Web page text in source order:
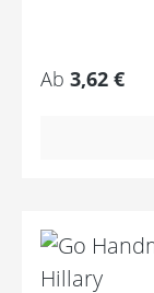
Regulärer
Ab 3,62 €